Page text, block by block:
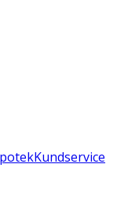
Kundservice